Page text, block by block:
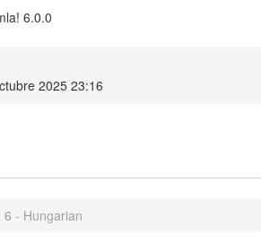
6.0.0
2025 23:16
6 - Hungarian